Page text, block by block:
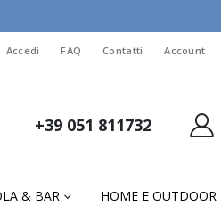
Accedi FAQ Contatti Account
+39 051 811732
& BAR HOME E OUTDOOR